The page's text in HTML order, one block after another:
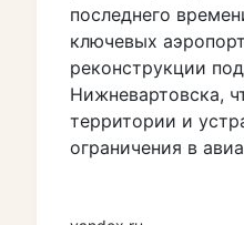
последнего
ключевых
реконструкции
Нижневартовска,
территории и
ограничения в